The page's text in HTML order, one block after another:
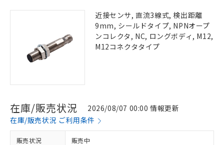
近接センサ, 直流3線式, 検出距離
9mm, シールドタイプ, NPNオープ
ンコレクタ, NC, ロングボディ, M12,
M12コネクタタイプ
在庫/販売状況
2026/08/07 00:00 情報更新
在庫/販売状況 ご利用条件
販売状況 販売中